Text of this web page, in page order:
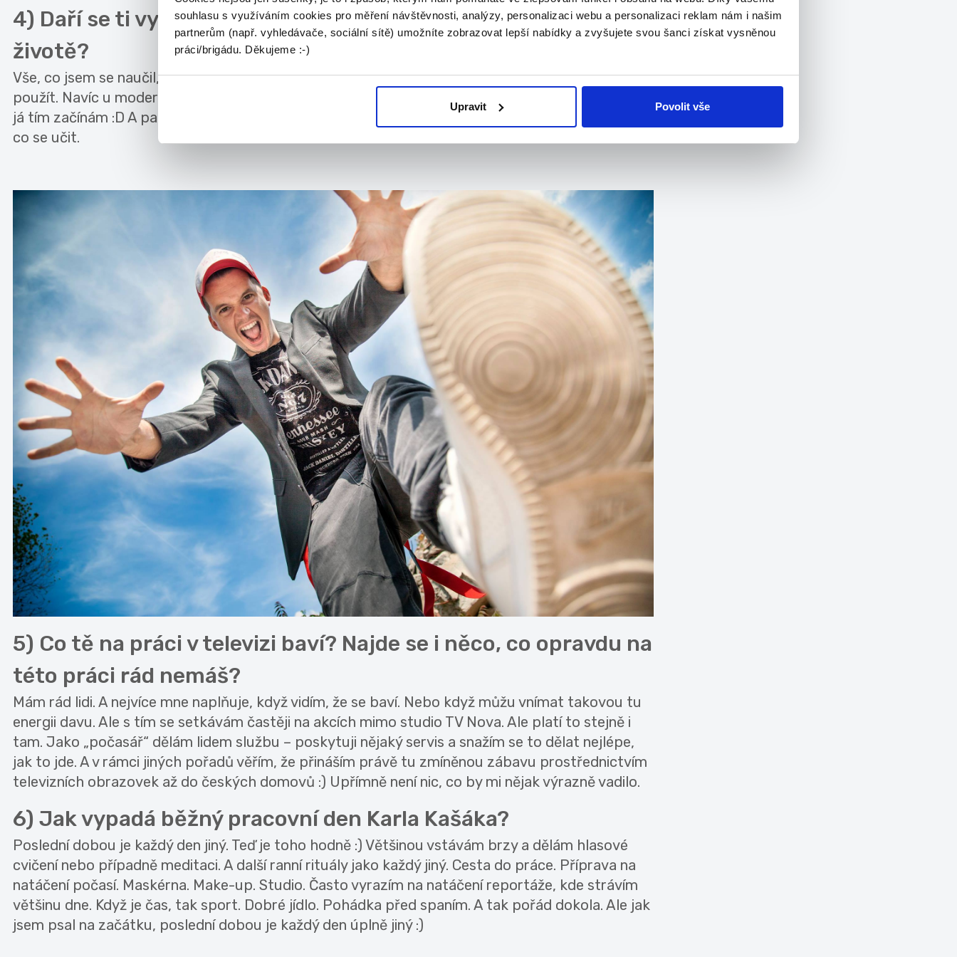
souhlasu s využíváním cookies pro měření návštěvnosti, analýzy, personalizaci webu a personalizaci reklam nám i našim
partnerům (např. vyhledávače, sociální sítě) umožníte zobrazovat lepší nabídky a zvyšujete svou šanci získat vysněnou
práci/brigádu. Děkujeme :-)
Upravit Povolit vše
4) Daří se ti využívat znalosti ze studií i v současné práci či
životě?
Vše, co jsem se naučil, ať už ve škole nebo v životě, a ať to byla teorie nebo praxe. Vše se dá
použít. Navíc u moderátora. Poslední téma u hovoru, když už vážně nevíte o čem, je o počasí... a
já tím začínám :D A pak můžu hravě přejít k anglosaskému právu třeba. Pořád se učím a pořád je
co se učit.
5) Co tě na práci v televizi baví? Najde se i něco, co opravdu na
této práci rád nemáš?
Mám rád lidi. A nejvíce mne naplňuje, když vidím, že se baví. Nebo když můžu vnímat takovou tu
energii davu. Ale s tím se setkávám častěji na akcích mimo studio TV Nova. Ale platí to stejně i
tam. Jako „počasář“ dělám lidem službu – poskytuji nějaký servis a snažím se to dělat nejlépe,
jak to jde. A v rámci jiných pořadů věřím, že přináším právě tu zmíněnou zábavu prostřednictvím
televizních obrazovek až do českých domovů :) Upřímně není nic, co by mi nějak výrazně vadilo.
6) Jak vypadá běžný pracovní den Karla Kašáka?
Poslední dobou je každý den jiný. Teď je toho hodně :) Většinou vstávám brzy a dělám hlasové
cvičení nebo případně meditaci. A další ranní rituály jako každý jiný. Cesta do práce. Příprava na
natáčení počasí. Maskérna. Make-up. Studio. Často vyrazím na natáčení reportáže, kde strávím
většinu dne. Když je čas, tak sport. Dobré jídlo. Pohádka před spaním. A tak pořád dokola. Ale jak
jsem psal na začátku, poslední dobou je každý den úplně jiný :)